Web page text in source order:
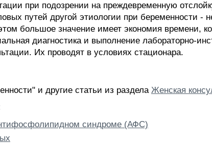
при подозрении на преждевременную
путей другой этиологии при беременности -
большое значение имеет экономия времени,
диагностика и выполнение лабораторно-
Их проводят в условиях стационара.
и другие статьи из раздела Женская
синдроме (АФС)